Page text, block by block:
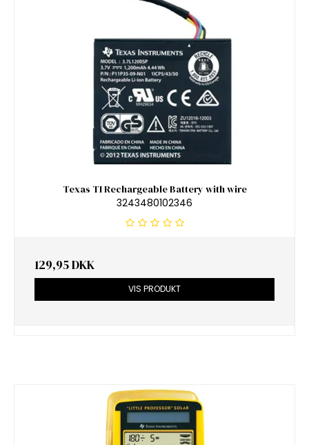
Texas TI Rechargeable Battery with wire
3243480102346
129,95 DKK
VIS PRODUKT